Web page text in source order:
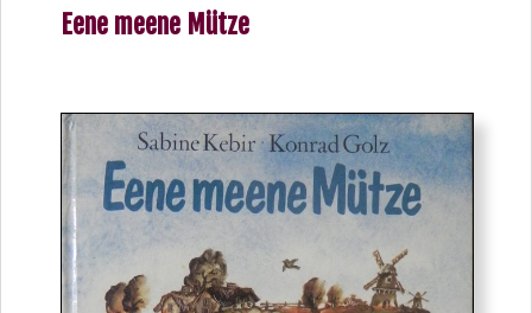
Eene meene Mütze